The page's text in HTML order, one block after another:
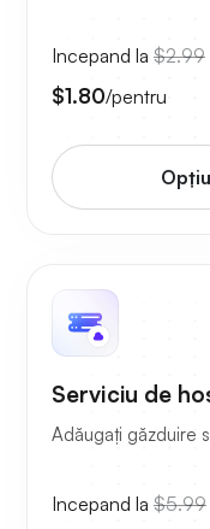
Incepand la $2.99
$1.80/pentru
Serviciu de
Adăugați găzduire
Incepand la $5.99